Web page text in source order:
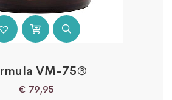
VM-75®
€ 79,95